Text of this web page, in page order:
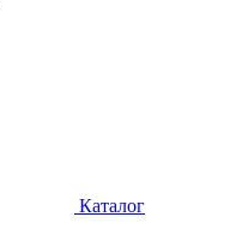
Каталог